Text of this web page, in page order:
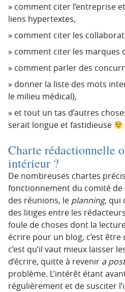
comment citer l’entreprise
liens hypertextes,
comment citer les
comment citer les marques
comment parler des
donner la liste des mots
le milieu médical),
et tout un tas d’autres
serait longue et fastidieuse
Charte rédactionnelle
intérieur ?
De nombreuses chartes
fonctionnement du comité de
des réunions, le planning, qui
des litiges entre les
foule de choses dont la
écrire pour un blog, c’est être
c’est qu’il vaut mieux laisser
d’écrire, quitte à revenir a
problème. L’intérêt étant
régulièrement et de susciter